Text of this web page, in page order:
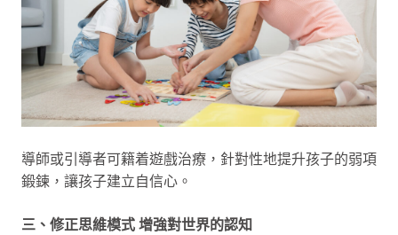
導師或引導者可籍着遊戲治療，針對性地提升孩子的弱項
鍛鍊，讓孩子建立自信心。
三、修正思維模式 增強對世界的認知